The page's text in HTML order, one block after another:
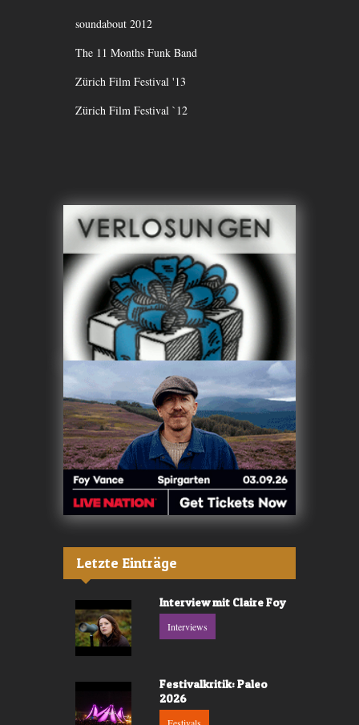
soundabout 2012
The 11 Months Funk Band
Zürich Film Festival '13
Zürich Film Festival `12
Letzte Einträge
Interview mit Claire Foy
Interviews
Festivalkritik: Paleo
2026